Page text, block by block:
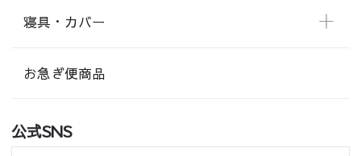
寝具・カバー
お急ぎ便商品
公式SNS